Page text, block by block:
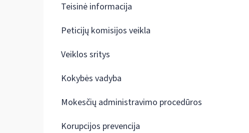
Teisinė informacija
Peticijų komisijos veikla
Veiklos sritys
Kokybės vadyba
Mokesčių administravimo procedūros
Korupcijos prevencija